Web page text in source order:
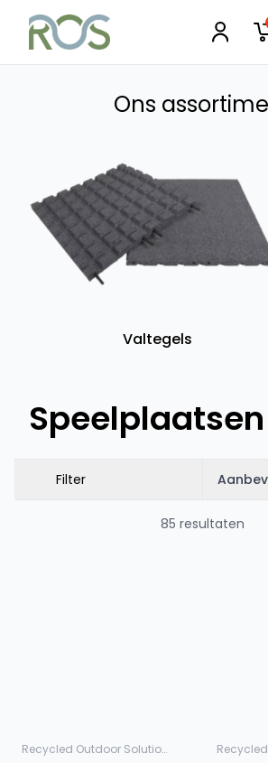
Ons
Valtegels
Speelplaatsen
Filter
85 resultaten
Recycled Outdoor Solutions